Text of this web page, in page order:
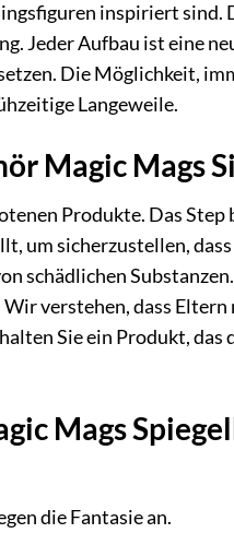
inspiriert sind.
Jeder Aufbau ist eine
Die Möglichkeit,
Langeweile.
Magic Mags
Produkte. Das Step
um sicherzustellen, dass
schädlichen
verstehen, dass Eltern
Sie ein Produkt, das
Mags
die Fantasie an.